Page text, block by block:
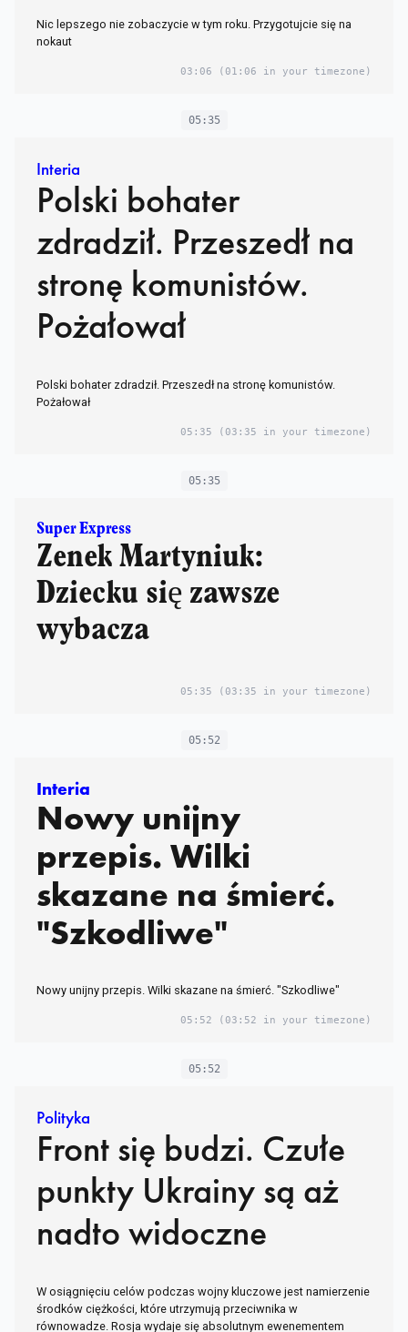
Nic lepszego nie zobaczycie w tym roku. Przygotujcie się na
nokaut
03:06 (01:06 in your timezone)
05:35
Interia
Polski bohater
zdradził. Przeszedł na
stronę komunistów.
Pożałował
Polski bohater zdradził. Przeszedł na stronę komunistów.
Pożałował
05:35 (03:35 in your timezone)
05:35
Super Express
Zenek Martyniuk:
Dziecku się zawsze
wybacza
05:35 (03:35 in your timezone)
05:52
Interia
Nowy unijny
przepis. Wilki
skazane na śmierć.
"Szkodliwe"
Nowy unijny przepis. Wilki skazane na śmierć. "Szkodliwe"
05:52 (03:52 in your timezone)
05:52
Polityka
Front się budzi. Czułe
punkty Ukrainy są aż
nadto widoczne
W osiągnięciu celów podczas wojny kluczowe jest namierzenie
środków ciężkości, które utrzymują przeciwnika w
równowadze. Rosja wydaje się absolutnym ewenementem